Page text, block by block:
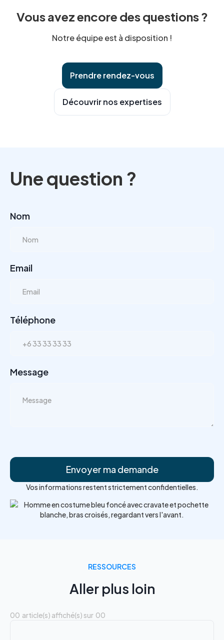
chaîne de sous-traitance. Cet accompagnement
Vous avez encore des questions ?
Notre équipe est à disposition !
Prendre rendez-vous
Découvrir nos expertises
Une question ?
Nom
Email
Téléphone
Message
Vos informations restent strictement confidentielles.
RESSOURCES
Aller plus loin
00 article(s) affiché(s) sur 00